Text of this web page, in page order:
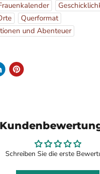
Querformat
und Abenteuer
Schreiben Sie die erste